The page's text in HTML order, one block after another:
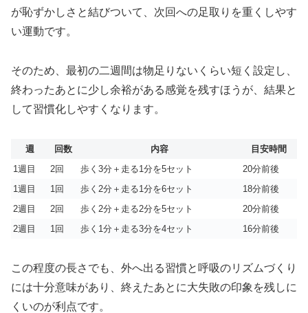
が恥ずかしさと結びついて、次回への足取りを重くしやす
い運動です。
そのため、最初の二週間は物足りないくらい短く設定し、
終わったあとに少し余裕がある感覚を残すほうが、結果と
して習慣化しやすくなります。
週 回数 内容
目安時間
1週目
2回 歩く3分＋走る1分を5セット
20分前後
1週目
1回 歩く2分＋走る1分を6セット
18分前後
2週目
2回 歩く2分＋走る2分を5セット
20分前後
2週目
1回 歩く1分＋走る3分を4セット 16分前後
この程度の長さでも、外へ出る習慣と呼吸のリズムづくり
には十分意味があり、終えたあとに大失敗の印象を残しに
くいのが利点です。